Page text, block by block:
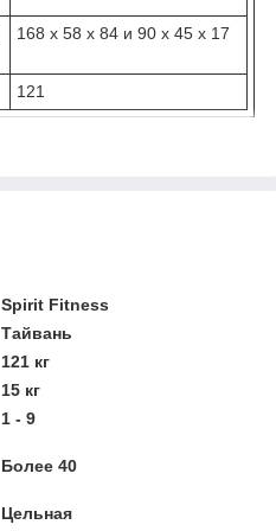
168 х 58 х 84 и 90 х 45 х 17
121
Spirit Fitness
Тайвань
121 кг
15 кг
1 - 9
Более 40
Цельная